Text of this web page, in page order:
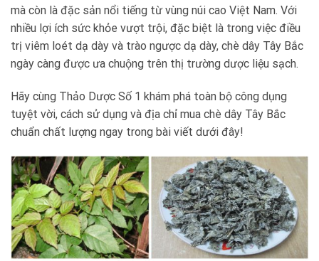
mà còn là đặc sản nổi tiếng từ vùng núi cao Việt Nam. Với
nhiều lợi ích sức khỏe vượt trội, đặc biệt là trong việc điều
trị viêm loét dạ dày và trào ngược dạ dày, chè dây Tây Bắc
ngày càng được ưa chuộng trên thị trường dược liệu sạch.
Hãy cùng Thảo Dược Số 1 khám phá toàn bộ công dụng
tuyệt vời, cách sử dụng và địa chỉ mua chè dây Tây Bắc
chuẩn chất lượng ngay trong bài viết dưới đây!